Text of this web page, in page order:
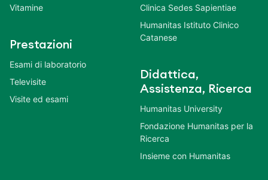
Vitamine
Prestazioni
Esami di laboratorio
Televisite
Visite ed esami
Clinica Sedes Sapientiae
Humanitas Istituto Clinico
Catanese
Didattica,
Assistenza, Ricerca
Humanitas University
Fondazione Humanitas per la
Ricerca
Insieme con Humanitas